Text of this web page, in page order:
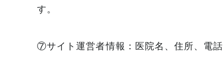
す。
⑦サイト運営者情報：医院名、住所、電